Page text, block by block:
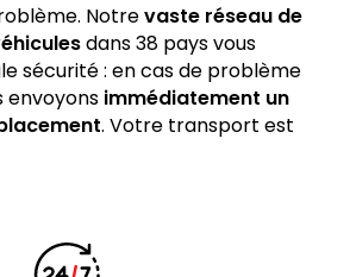
Notrevaste réseau de
dans 38 pays vous
sécurité : en cas de problème
envoyons immédiatement un
. Votre transport est